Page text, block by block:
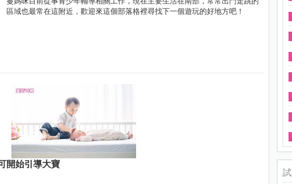
區域也最常在這附近，歡迎來這個部落格裡尋找下一個遊玩的好地方吧！
開始引導大寶